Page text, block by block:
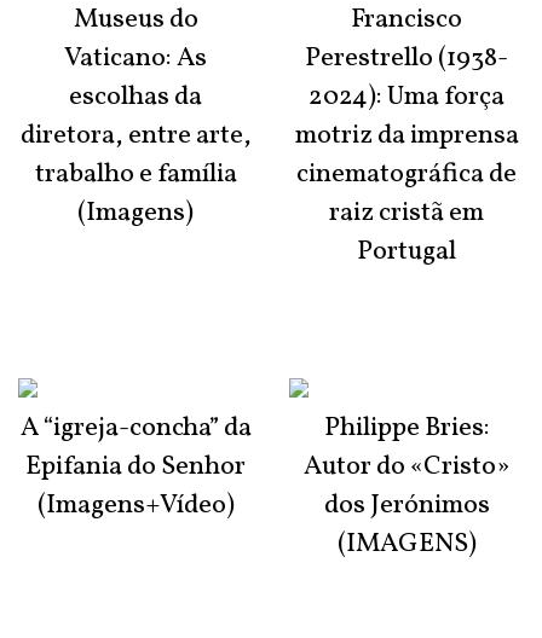
Museus do
Vaticano: As
escolhas da
diretora, entre arte,
trabalho e família
(Imagens)
A “igreja-concha” da
Epifania do Senhor
(Imagens+Vídeo)
Francisco
Perestrello (1938-
2024): Uma força
motriz da imprensa
cinematográfica de
raiz cristã em
Portugal
Philippe Bries:
Autor do «Cristo»
dos Jerónimos
(IMAGENS)